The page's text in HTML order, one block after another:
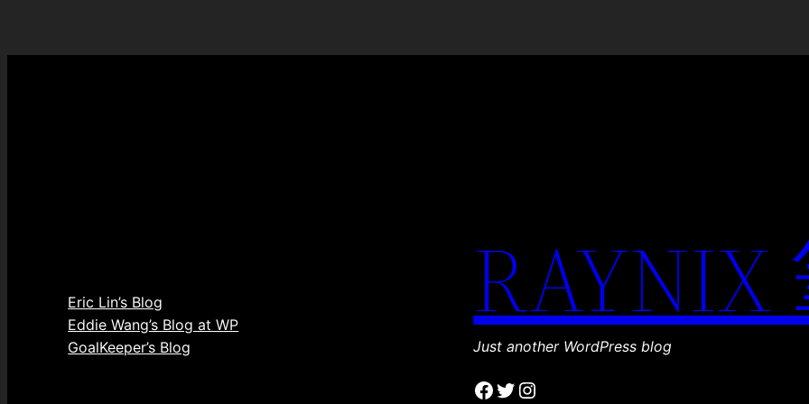
Eric Lin’s Blog
Eddie Wang’s Blog at WP
GoalKeeper’s Blog
Just another WordPress blog
Facebook
Twitter
Instagram